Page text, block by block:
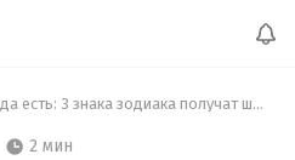
Надежда есть: 3 знака зодиака получат шанс улучшить свое будущее 2 июля
2 мин